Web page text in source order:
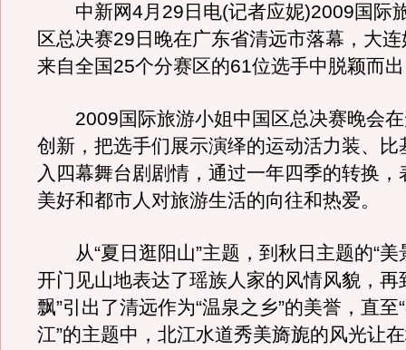
中新网4月29日电(记者应妮)2009国际
区总决赛29日晚在广东省清远市落幕，大
来自全国25个分赛区的61位选手中脱颖而
2009国际旅游小姐中国区总决赛晚会在
创新，把选手们展示演绎的运动活力装、比
入四幕舞台剧剧情，通过一年四季的转换，
美好和都市人对旅游生活的向往和热爱。
从“夏日逛阳山”主题，到秋日主题的“美
开门见山地表达了瑶族人家的风情风貌，再
飘”引出了清远作为“温泉之乡”的美誉，直至
江”的主题中，北江水道秀美旖旎的风光让